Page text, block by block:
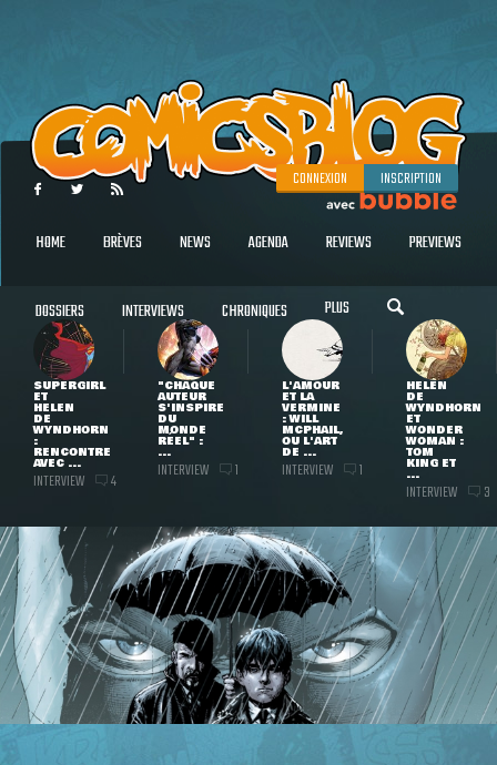
CONNEXION INSCRIPTION
HOME BRÈVES NEWS AGENDA REVIEWS PREVIEWS
DOSSIERS INTERVIEWS CHRONIQUES PLUS
SUPERGIRL
ET
HELEN
DE
WYNDHORN
:
RENCONTRE
AVEC ...
INTERVIEW 4
"CHAQUE
AUTEUR
S'INSPIRE
DU
MONDE
RÉEL" :
...
INTERVIEW 1
L'AMOUR
ET LA
VERMINE
: WILL
MCPHAIL,
OU L'ART
DE ...
INTERVIEW 1
HELEN
DE
WYNDHORN
ET
WONDER
WOMAN :
TOM
KING ET
...
INTERVIEW 3